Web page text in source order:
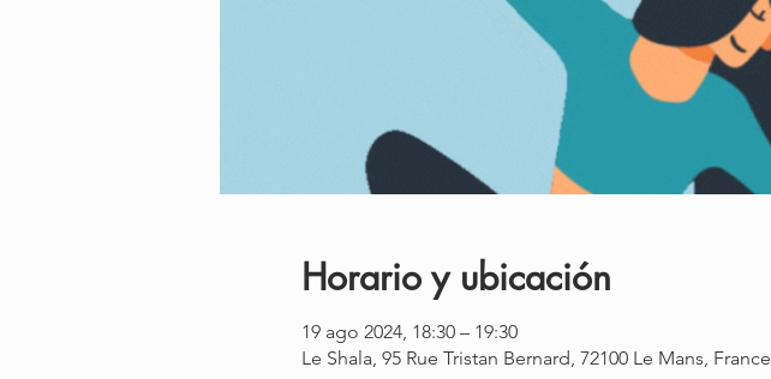
Horario y ubicación
19 ago 2024, 18:30 – 19:30
Le Shala, 95 Rue Tristan Bernard, 72100 Le Mans, France